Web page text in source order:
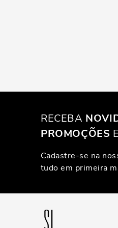
RECEBA
PROMOÇÕES
Cadastre-se na
tudo em primeira